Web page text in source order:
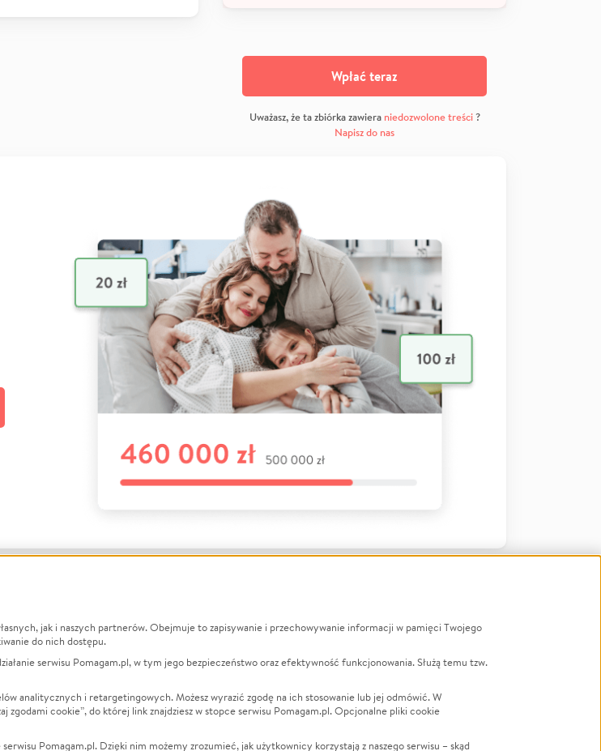
Wpłać teraz
Uważasz, że ta zbiórka zawiera niedozwolone treści?
Napisz do nas
O nas
Opinie
Raporty
Za darmo
Zbieraj na
Leczenie
Zwierzęta
Pożar
LGBTQ+
Powódź
Wichura
jak i naszych partnerów. Obejmuje to zapisywanie i przechowywanie informacji w pamięci Twojego
do nich dostępu.
serwisu Pomagam.pl, w tym jego bezpieczeństwo oraz efektywność funkcjonowania. Służą temu tzw.
analitycznych i retargetingowych. Możesz wyrazić zgodę na ich stosowanie lub jej odmówić. W
cookie”, do której link znajdziesz w stopce serwisu Pomagam.pl. Opcjonalne pliki cookie
Pomagam.pl. Dzięki nim możemy zrozumieć, jak użytkownicy korzystają z naszego serwisu – skąd